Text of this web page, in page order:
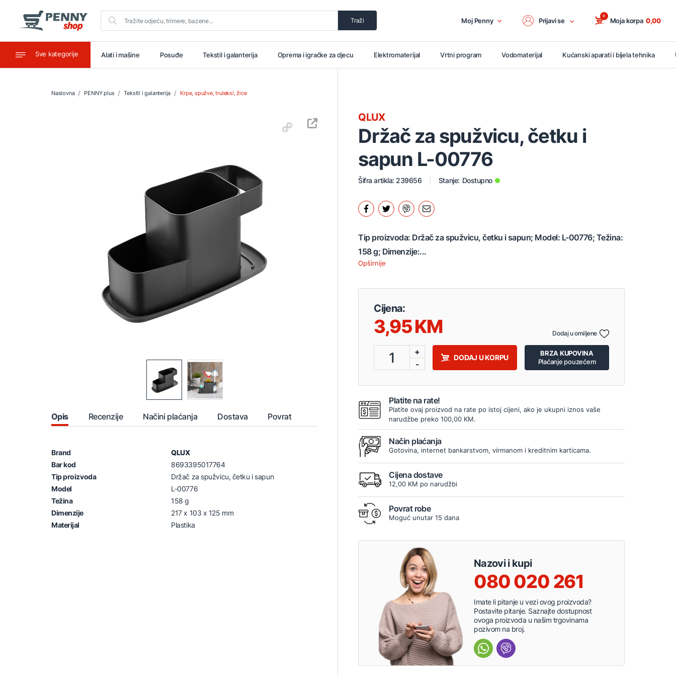
Traži Moj Penny Prijavi se Moja korpa
0
0,00
Sve kategorije
Ugostiteljstvo Alati i mašine Posuđe Tekstil i galanterija Oprema i igračke za djecu Elektromaterijal Vrtni program Vodomaterijal Kućanski aparati i bijela tehnika
Naslovna PENNY plus Tekstil i galanterija Krpe, spužve, truleksi, žice
Opis Recenzije Načini plaćanja Dostava Povrat
Brand
QLUX
Bar kod
8693395017764
Tip proizvoda
Držač za spužvicu, četku i sapun
Model
L-00776
Težina
158 g
Dimenzije
217 x 103 x 125 mm
Materijal
Plastika
Držač za spužvicu, četku i
sapun L-00776
QLUX
Šifra artikla: 239656 Stanje: Dostupno
Tip proizvoda: Držač za spužvicu, četku i sapun; Model: L-00776; Težina:
158 g; Dimenzije:...
Opširnije
Cijena:
3,95
1
+
-
DODAJ U KORPU
BRZA KUPOVINA
Plaćanje pouzećem
Dodaj u omiljene
Platite na rate!
Platite ovaj proizvod na rate po istoj cijeni, ako je ukupni iznos vaše
narudžbe preko 100,00 KM.
Način plaćanja
Gotovina, internet bankarstvom, virmanom i kreditnim karticama.
Cijena dostave
12,00 KM po narudžbi
Povrat robe
Moguć unutar 15 dana
Nazovi i kupi
080 020 261
Imate li pitanje u vezi ovog proizvoda?
Postavite pitanje. Saznajte dostupnost
ovoga proizvoda u našim trgovinama
pozivom na broj.